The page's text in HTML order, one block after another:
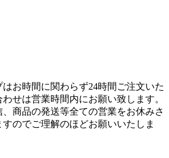
お時間に関わらず24時間ご注文いた
せは営業時間内にお願い致します。
商品の発送等全ての営業をお休みさ
のでご理解のほどお願いいたしま